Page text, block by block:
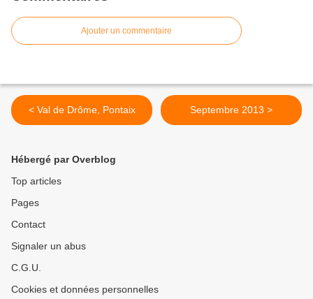
Ajouter un commentaire
< Val de Drôme, Pontaix Septembre 2013 >
Hébergé par Overblog
Top articles
Pages
Contact
Signaler un abus
C.G.U.
Cookies et données personnelles